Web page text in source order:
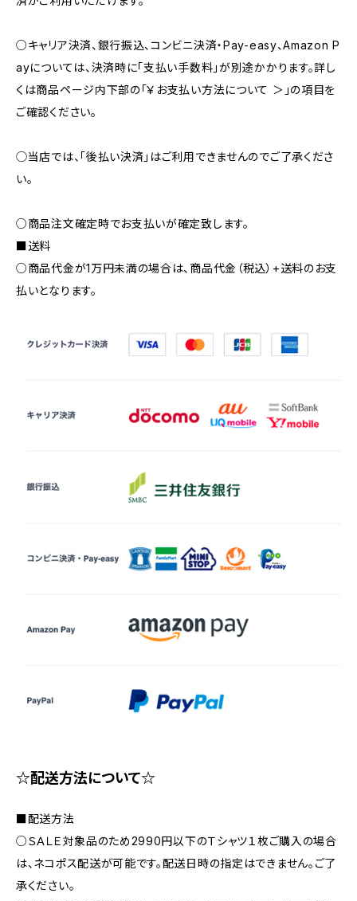
○キャリア決済、銀行振込、コンビニ決済・Pay-easy、Amazon P
ayについては、決済時に「支払い手数料」が別途かかります。詳し
くは商品ページ内下部の「￥お支払い方法について ＞」の項目を
ご確認ください。
◯当店では、｢後払い決済｣はご利用できませんのでご了承くださ
い。
○商品注文確定時でお支払いが確定致します。
■送料
○商品代金が1万円未満の場合は、商品代金（税込）+送料のお支
払いとなります。
☆配送方法について☆
■配送方法
○ＳＡＬＥ対象品のため2990円以下のＴシャツ１枚ご購入の場合
は、ネコポス配送が可能です。配送日時の指定はできません。ご了
承ください。